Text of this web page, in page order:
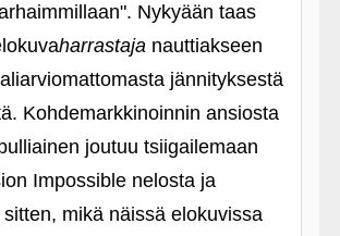
Nykyään taas
harrastajanauttiakseen
jännityksestä
Kohdemarkkinoinnin ansiosta
joutuu tsiigailemaan
Impossible nelosta ja
mikä näissä elokuvissa